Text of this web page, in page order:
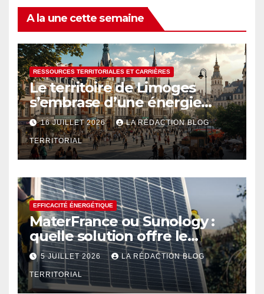
A la une cette semaine
RESSOURCES TERRITORIALES ET CARRIÈRES
Le territoire de Limoges
s’embrase d’une énergie
créative renouvelée
16 JUILLET 2026 LA RÉDACTION BLOG
TERRITORIAL
EFFICACITÉ ÉNERGÉTIQUE
MaterFrance ou Sunology :
quelle solution offre le
meilleur rendement ?
5 JUILLET 2026 LA RÉDACTION BLOG
TERRITORIAL